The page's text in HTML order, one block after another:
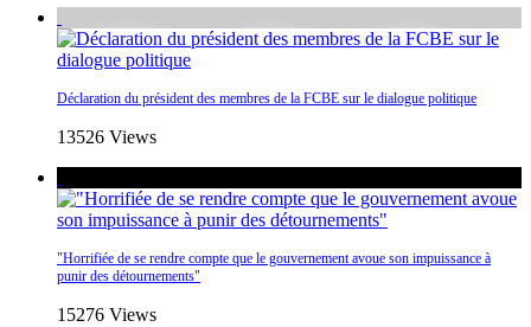
Déclaration du président des membres de la FCBE sur le dialogue politique
13526 Views
"Horrifiée de se rendre compte que le gouvernement avoue son impuissance à
punir des détournements"
15276 Views